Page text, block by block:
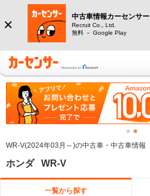
中古車情報カーセンサー
Recruit Co., Ltd.
無料 － Google Play
WR-V(2024年03月～)の中古車・中古車情報
ホンダ WR-V
一覧から探す